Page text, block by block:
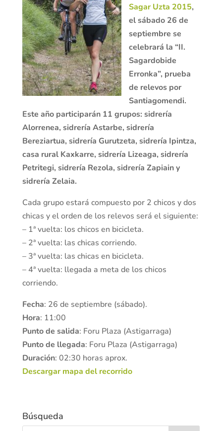
Sagar Uzta 2015,
el sábado 26 de
septiembre se
celebrará la “II.
Sagardobide
Erronka”, prueba
de relevos por
Santiagomendi.
Este año participarán 11 grupos: sidrería
Alorrenea, sidrería Astarbe, sidrería
Bereziartua, sidrería Gurutzeta, sidrería Ipintza,
casa rural Kaxkarre, sidrería Lizeaga, sidrería
Petritegi, sidrería Rezola, sidrería Zapiain y
sidrería Zelaia.
Cada grupo estará compuesto por 2 chicos y dos
chicas y el orden de los relevos será el siguiente:
– 1ª vuelta: los chicos en bicicleta.
– 2ª vuelta: las chicas corriendo.
– 3ª vuelta: las chicas en bicicleta.
– 4ª vuelta: llegada a meta de los chicos
corriendo.
Fecha: 26 de septiembre (sábado).
Hora: 11:00
Punto de salida: Foru Plaza (Astigarraga)
Punto de llegada: Foru Plaza (Astigarraga)
Duración: 02:30 horas aprox.
Descargar mapa del recorrido
Búsqueda